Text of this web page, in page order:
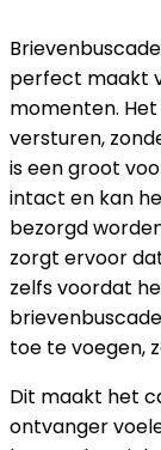
perfect maakt
momenten.
versturen,
is een groot
intact en kan
bezorgd
zorgt ervoor
zelfs voordat
toe te voegen,
Dit maakt het
ontvanger